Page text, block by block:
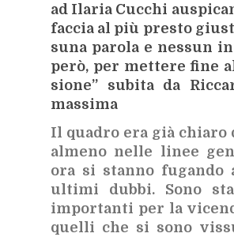
ad Ila­ria Cuc­chi
fac­cia al più pre­sto
su­na pa­ro­la e nes­sun
però, per met­te­re fine
sio­ne” su­bi­ta da
mas­si­ma
Il qua­dro era già chia­ro
al­me­no nel­le li­nee
ora si stan­no fu­gan­do
ul­ti­mi dub­bi. Sono
im­por­tan­ti per la
quel­li che si sono